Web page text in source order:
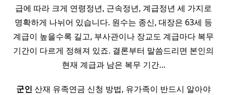
급에 따라 크게 연령정년, 근속정년, 계급정년 세 가지로
명확하게 나뉘어 있습니다. 원수는 종신, 대장은 63세 등
계급이 높을수록 길고, 부사관이나 장교도 계급마다 복무
기간이 다르게 정해져 있죠. 결론부터 말씀드리면 본인의
현재 계급과 남은 복무 기간…
군인 산재 유족연금 신청 방법, 유가족이 반드시 알아야